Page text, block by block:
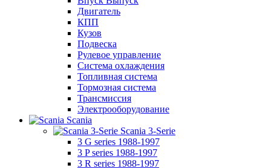
Двигатель
КПП
Кузов
Подвеска
Рулевое управление
Система охлаждения
Топливная система
Тормозная система
Трансмиссия
Электрооборудование
Scania
Scania 3-Serie
3 G series 1988-1997
3 P series 1988-1997
3 R series 1988-1997